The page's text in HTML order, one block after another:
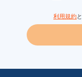
利用規約と